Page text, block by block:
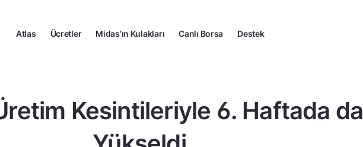
Atlas Ücretler Midas’ın Kulakları Canlı Borsa Destek
Kesintileriyle 6. Haftada da